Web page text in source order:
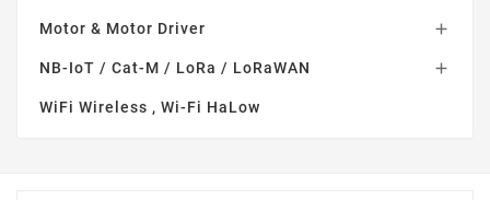
Motor & Motor Driver 
NB-IoT / Cat-M / LoRa / LoRaWAN 
WiFi Wireless , Wi-Fi HaLow